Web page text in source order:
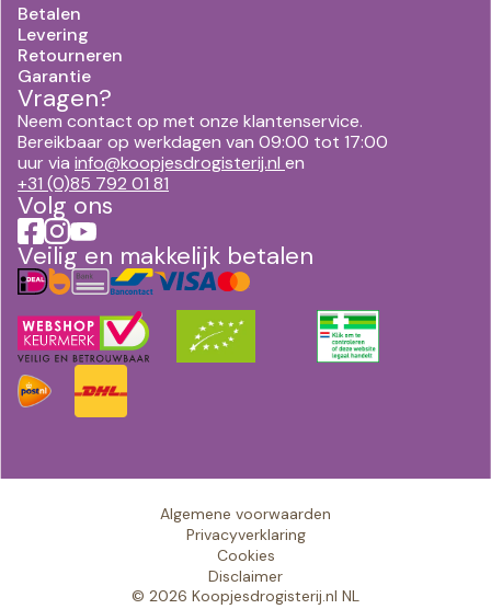
Betalen
Levering
Retourneren
Garantie
Vragen?
Neem contact op met onze klantenservice.
Bereikbaar op werkdagen van 09:00 tot 17:00
uur via info@koopjesdrogisterij.nl en
+31 (0)85 792 01 81
Volg ons
Veilig en makkelijk betalen
© 2026 Koopjesdrogisterij.nl NL
Algemene voorwaarden
Privacyverklaring
Cookies
Disclaimer